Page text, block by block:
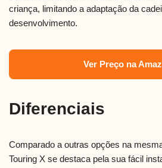
criança, limitando a adaptação da
desenvolvimento.
Ver Preço na
Diferenciais
Comparado a outras opções na
Touring X se destaca pela sua fácil